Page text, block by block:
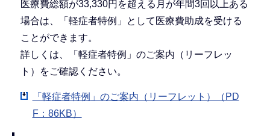
医療費総額が33,330円を超える月が年間3回以上ある
場合は、「軽症者特例」として医療費助成を受ける
ことができます。
詳しくは、「軽症者特例」のご案内（リーフレッ
ト）をご確認ください。
「軽症者特例」のご案内（リーフレット）（PD
F：86KB）